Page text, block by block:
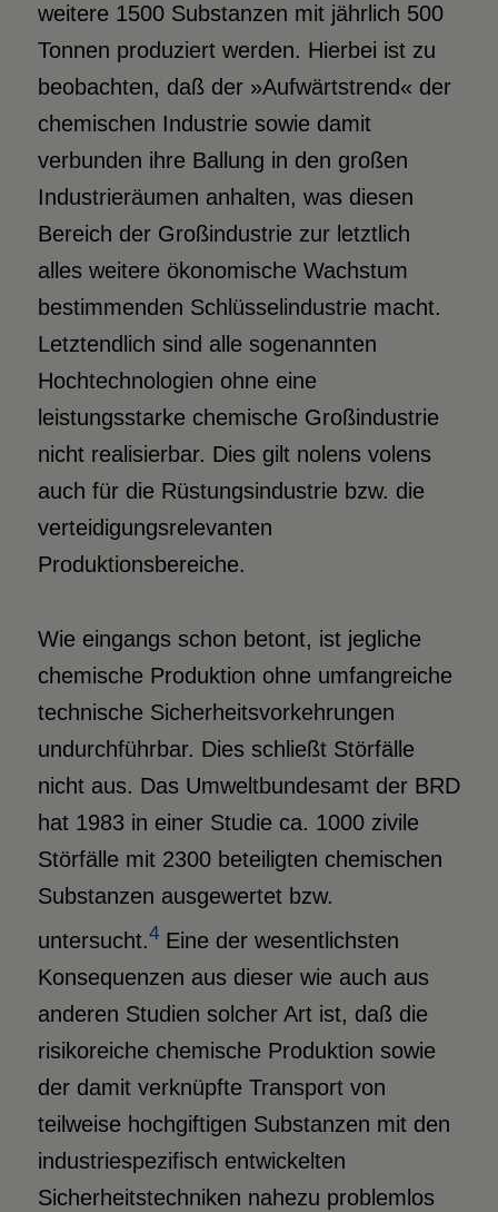
weitere 1500 Substanzen mit jährlich 500
Tonnen produziert werden. Hierbei ist zu
beobachten, daß der »Aufwärtstrend« der
chemischen Industrie sowie damit
verbunden ihre Ballung in den großen
Industrieräumen anhalten, was diesen
Bereich der Großindustrie zur letztlich
alles weitere ökonomische Wachstum
bestimmenden Schlüsselindustrie macht.
Letztendlich sind alle sogenannten
Hochtechnologien ohne eine
leistungsstarke chemische Großindustrie
nicht realisierbar. Dies gilt nolens volens
auch für die Rüstungsindustrie bzw. die
verteidigungsrelevanten
Produktionsbereiche.
Wie eingangs schon betont, ist jegliche
chemische Produktion ohne umfangreiche
technische Sicherheitsvorkehrungen
undurchführbar. Dies schließt Störfälle
nicht aus. Das Umweltbundesamt der BRD
hat 1983 in einer Studie ca. 1000 zivile
Störfälle mit 2300 beteiligten chemischen
Substanzen ausgewertet bzw.
untersucht.4Eine der wesentlichsten
Konsequenzen aus dieser wie auch aus
anderen Studien solcher Art ist, daß die
risikoreiche chemische Produktion sowie
der damit verknüpfte Transport von
teilweise hochgiftigen Substanzen mit den
industriespezifisch entwickelten
Sicherheitstechniken nahezu problemlos